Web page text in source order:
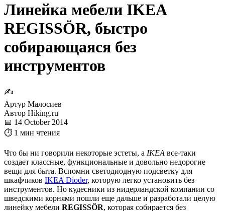
Линейка мебели IKEA
REGISSÖR, быстро
собирающаяся без
инструментов
✍
Артур Малосиев
Автор Hiking.ru
📅 14 October 2014
⏱ 1 мин чтения
Что бы ни говорили некоторые эстеты, а IKEA все-таки
создает классные, функциональные и довольно недорогие
вещи для быта. Вспомни светодиодную подсветку для
шкафчиков IKEA Dioder, которую легко установить без
инструментов. Но кудесники из нидерландской компании со
шведскими корнями пошли еще дальше и разработали целую
линейку мебели REGISSÖR, которая собирается без